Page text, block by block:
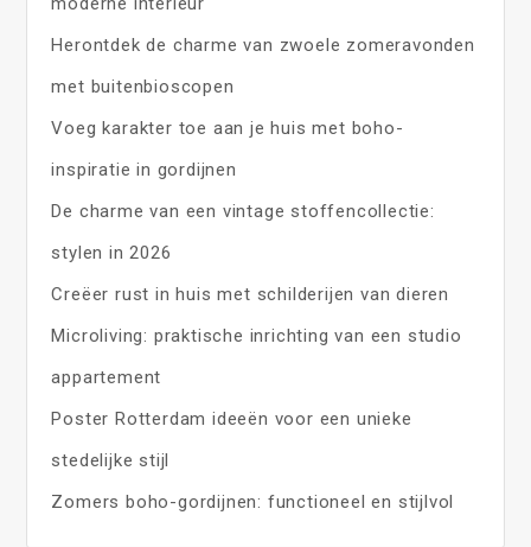
Herontdek de charme van zwoele zomeravonden
met buitenbioscopen
Voeg karakter toe aan je huis met boho-
inspiratie in gordijnen
De charme van een vintage stoffencollectie:
stylen in 2026
Creëer rust in huis met schilderijen van dieren
Microliving: praktische inrichting van een studio
appartement
Poster Rotterdam ideeën voor een unieke
stedelijke stijl
Zomers boho-gordijnen: functioneel en stijlvol